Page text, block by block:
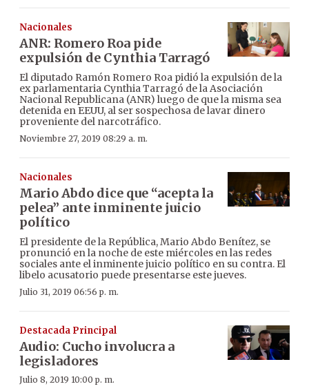
Nacionales
ANR: Romero Roa pide
expulsión de Cynthia Tarragó
El diputado Ramón Romero Roa pidió la expulsión de la
ex parlamentaria Cynthia Tarragó de la Asociación
Nacional Republicana (ANR) luego de que la misma sea
detenida en EEUU, al ser sospechosa de lavar dinero
proveniente del narcotráfico.
Noviembre 27, 2019 08:29 a. m.
Nacionales
Mario Abdo dice que “acepta la
pelea” ante inminente juicio
político
El presidente de la República, Mario Abdo Benítez, se
pronunció en la noche de este miércoles en las redes
sociales ante el inminente juicio político en su contra. El
libelo acusatorio puede presentarse este jueves.
Julio 31, 2019 06:56 p. m.
Destacada Principal
Audio: Cucho involucra a
legisladores
Julio 8, 2019 10:00 p. m.